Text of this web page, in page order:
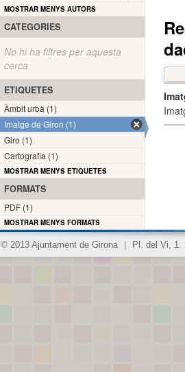
MOSTRAR MENYS AUTORS
CATEGORIES
No hi ha filtres per aquesta
cerca
ETIQUETES
Àmbit urbà (1)
Imatge de Giron (1)
Giro (1)
Cartografia (1)
MOSTRAR MENYS ETIQUETES
FORMATS
PDF (1)
MOSTRAR MENYS FORMATS
© 2013 Ajuntament de Girona Pl. del Vi, 1.